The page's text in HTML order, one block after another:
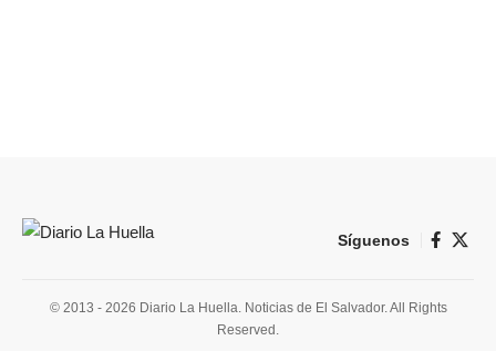
Síguenos
© 2013 - 2026 Diario La Huella. Noticias de El Salvador. All Rights
Reserved.